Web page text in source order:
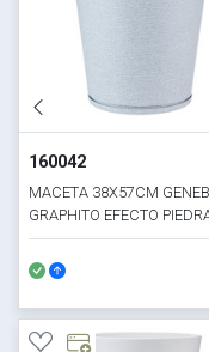
160042
MACETA 38X57CM
GRAPHITO EFECTO